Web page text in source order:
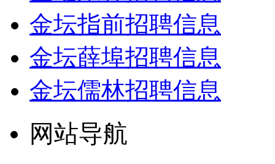
金坛指前招聘信息
金坛薛埠招聘信息
金坛儒林招聘信息
网站导航